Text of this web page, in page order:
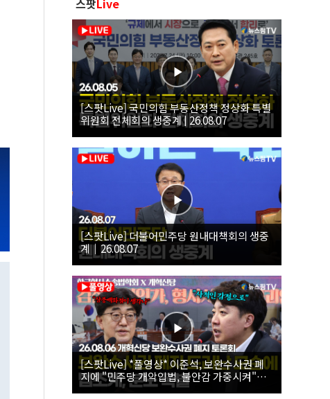
스팟Live
[스팟Live] 국민의힘 부동산정책 정상화 특별
위원회 전체회의 생중계 | 26.08.07
[스팟Live] 더불어민주당 원내대책회의 생중
계｜26.08.07
[스팟Live] *풀영상* 이준석, 보완수사권 폐
지에 "민주당 개악입법, 불안감 가중시켜"｜
26.08.06 개혁신당 보완수사권 폐지 토론회